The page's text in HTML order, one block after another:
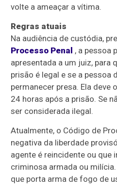
volte a ameaçar a vítima.
Regras atuais
Na audiência de custódia,
Processo Penal , a pessoa
apresentada a um juiz, para
prisão é legal e se a pessoa
permanecer presa. Ela deve
24 horas após a prisão. Se
ser considerada ilegal.
Atualmente, o Código de
negativa da liberdade
agente é reincidente ou que
criminosa armada ou
que porta arma de fogo de